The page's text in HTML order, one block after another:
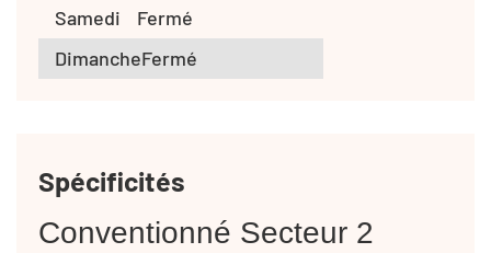
Samedi
Fermé
DimancheFermé
Spécificités
Conventionné Secteur 2